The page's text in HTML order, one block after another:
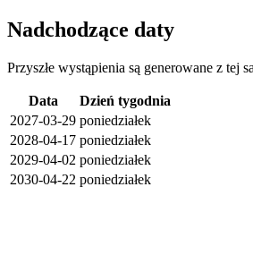
Nadchodzące daty
Przyszłe wystąpienia są generowane z tej
Data
Dzień tygodnia
2027-03-29 poniedziałek
2028-04-17 poniedziałek
2029-04-02 poniedziałek
2030-04-22 poniedziałek